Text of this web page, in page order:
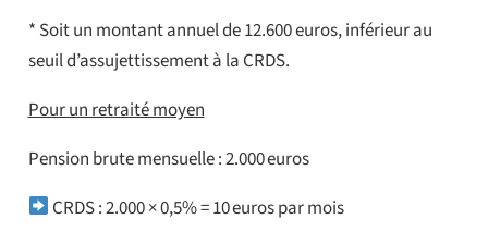
* Soit un montant annuel de 12.600 euros, inférieur au
seuil d’assujettissement à la CRDS.
Pour un retraité moyen
Pension brute mensuelle : 2.000 euros
CRDS : 2.000 × 0,5% = 10 euros par mois